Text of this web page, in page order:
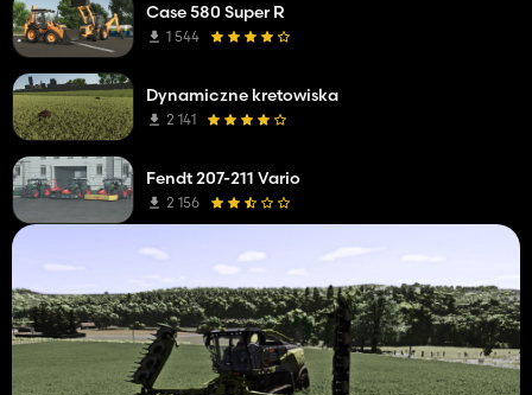
Case 580 Super R
1 544
Dynamiczne kretowiska
2 141
Fendt 207-211 Vario
2 156